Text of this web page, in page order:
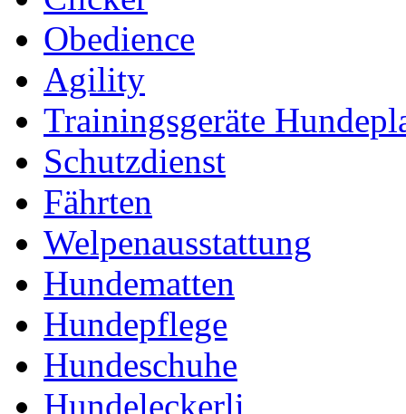
Obedience
Agility
Trainingsgeräte
Schutzdienst
Fährten
Welpenausstattung
Hundematten
Hundepflege
Hundeschuhe
Hundeleckerli